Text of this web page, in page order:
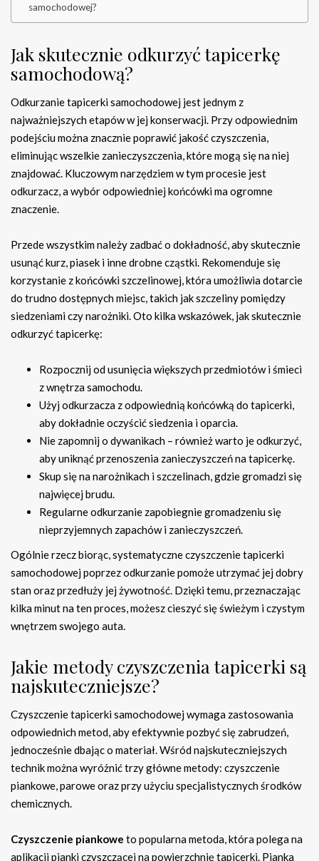
samochodowej?
Jak skutecznie odkurzyć tapicerkę
samochodową?
Odkurzanie tapicerki samochodowej jest jednym z
najważniejszych etapów w jej konserwacji. Przy odpowiednim
podejściu można znacznie poprawić jakość czyszczenia,
eliminując wszelkie zanieczyszczenia, które mogą się na niej
znajdować. Kluczowym narzędziem w tym procesie jest
odkurzacz, a wybór odpowiedniej końcówki ma ogromne
znaczenie.
Przede wszystkim należy zadbać o dokładność, aby skutecznie
usunąć kurz, piasek i inne drobne cząstki. Rekomenduje się
korzystanie z końcówki szczelinowej, która umożliwia dotarcie
do trudno dostępnych miejsc, takich jak szczeliny pomiędzy
siedzeniami czy narożniki. Oto kilka wskazówek, jak skutecznie
odkurzyć tapicerkę:
Rozpocznij od usunięcia większych przedmiotów i śmieci
z wnętrza samochodu.
Użyj odkurzacza z odpowiednią końcówką do tapicerki,
aby dokładnie oczyścić siedzenia i oparcia.
Nie zapomnij o dywanikach – również warto je odkurzyć,
aby uniknąć przenoszenia zanieczyszczeń na tapicerkę.
Skup się na narożnikach i szczelinach, gdzie gromadzi się
najwięcej brudu.
Regularne odkurzanie zapobiegnie gromadzeniu się
nieprzyjemnych zapachów i zanieczyszczeń.
Ogólnie rzecz biorąc, systematyczne czyszczenie tapicerki
samochodowej poprzez odkurzanie pomoże utrzymać jej dobry
stan oraz przedłuży jej żywotność. Dzięki temu, przeznaczając
kilka minut na ten proces, możesz cieszyć się świeżym i czystym
wnętrzem swojego auta.
Jakie metody czyszczenia tapicerki są
najskuteczniejsze?
Czyszczenie tapicerki samochodowej wymaga zastosowania
odpowiednich metod, aby efektywnie pozbyć się zabrudzeń,
jednocześnie dbając o materiał. Wśród najskuteczniejszych
technik można wyróżnić trzy główne metody: czyszczenie
piankowe, parowe oraz przy użyciu specjalistycznych środków
chemicznych.
Czyszczenie piankowe to popularna metoda, która polega na
aplikacji pianki czyszczącej na powierzchnię tapicerki. Pianka